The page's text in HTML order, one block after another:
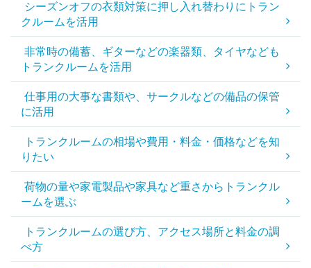
シーズンオフの衣類対策に押し入れ替わりにトラン
クルームを活用
非常時の備蓄、ギターなどの楽器類、タイヤなども
トランクルームを活用
仕事用の大事な書類や、サークルなどの備品の保管
に活用
トランクルームの相場や費用・料金・価格などを知
りたい
荷物の量や家電製品や家具など重さからトランクル
ームを選ぶ
トランクルームの選び方、アクセス場所と料金の調
べ方